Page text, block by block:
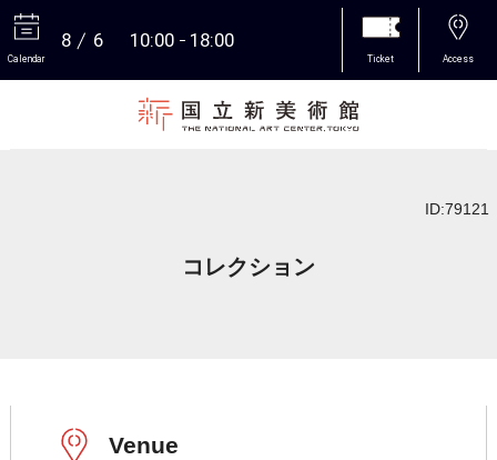
Calendar
8 6 10:00 18:00
Ticket Access
ID:79121
コレクション
Venue